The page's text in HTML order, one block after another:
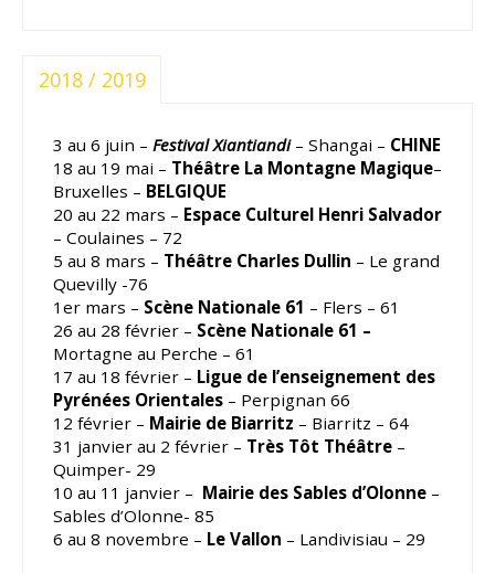
2018 / 2019
3 au 6 juin – Festival Xiantiandi– Shangai – CHINE
18 au 19 mai – Théâtre La Montagne Magique–
Bruxelles – BELGIQUE
20 au 22 mars – Espace Culturel Henri Salvador
– Coulaines – 72
5 au 8 mars – Théâtre Charles Dullin – Le grand
Quevilly -76
1er mars – Scène Nationale 61 – Flers – 61
26 au 28 février – Scène Nationale 61 –
Mortagne au Perche – 61
17 au 18 février – Ligue de l’enseignement des
Pyrénées Orientales – Perpignan 66
12 février – Mairie de Biarritz – Biarritz – 64
31 janvier au 2 février – Très Tôt Théâtre –
Quimper- 29
10 au 11 janvier – Mairie des Sables d’Olonne –
Sables d’Olonne- 85
6 au 8 novembre – Le Vallon – Landivisiau – 29